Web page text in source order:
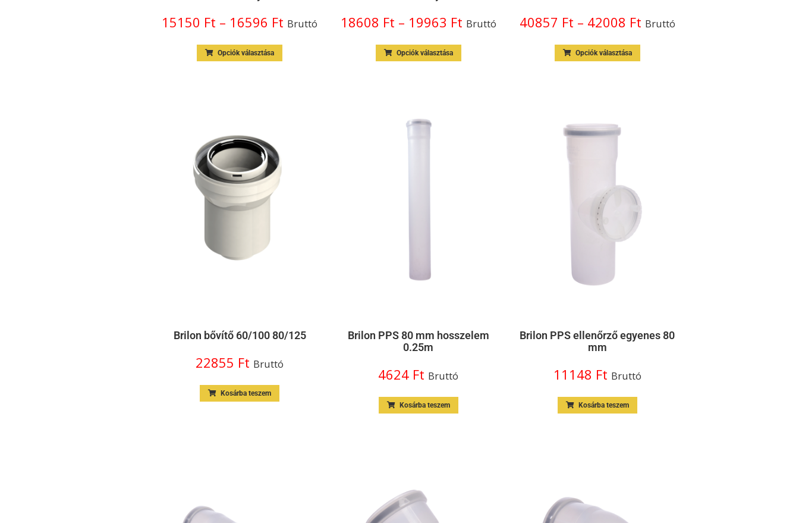
15150 Ft – 16596 Ft Bruttó
Opciók választása
18608 Ft – 19963 Ft Bruttó
Opciók választása
40857 Ft – 42008 Ft Bruttó
Opciók választása
Brilon bővítő 60/100 80/125
22855 Ft Bruttó
Kosárba teszem
Brilon PPS 80 mm hosszelem
0.25m
4624 Ft Bruttó
Kosárba teszem
Brilon PPS ellenőrző egyenes 80
mm
11148 Ft Bruttó
Kosárba teszem